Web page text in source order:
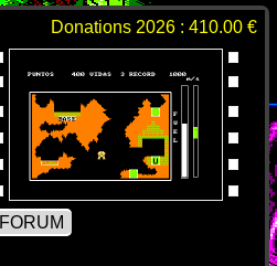
Donations 2026 : 410.00 €
FORUM